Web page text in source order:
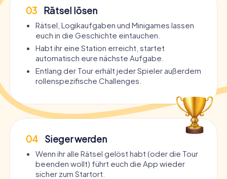
03 Rätsel lösen
Rätsel, Logikaufgaben und Minigames lassen
euch in die Geschichte eintauchen.
Habt ihr eine Station erreicht, startet
automatisch eure nächste Aufgabe.
Entlang der Tour erhält jeder Spieler außerdem
rollenspezifische Challenges.
04 Sieger werden
Wenn ihr alle Rätsel gelöst habt (oder die Tour
beenden wollt) führt euch die App wieder
sicher zum Startort.